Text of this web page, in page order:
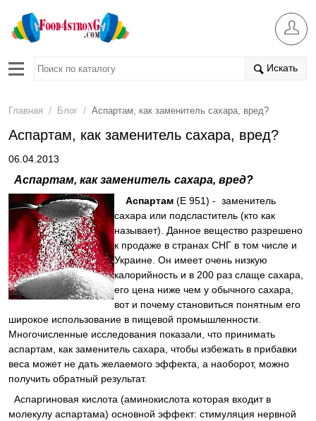
Искать
Главная / Блог / Аспартам, как заменитель сахара, вред?
Аспартам, как заменитель сахара, вред?
06.04.2013
Аспартам, как заменитель сахара, вред?
Аспартам (Е 951) - заменитель
сахара или подсластитель (кто как
называет). Данное вещество разрешено
к продаже в странах СНГ в том числе и
Украине. Он имеет очень низкую
калорийность и в 200 раз слаще сахара,
его цена ниже чем у обычного сахара,
вот и почему становиться понятным его
широкое использование в пищевой промышленности.
Многочисленные исследования показали, что принимать
аспартам, как заменитель сахара, чтобы избежать в прибавки
веса может не дать желаемого эффекта, а наоборот, можно
получить обратный результат.
Аспаргиновая кислота (аминокислота которая входит в
молекулу аспартама) основной эффект: стимуляция нервной